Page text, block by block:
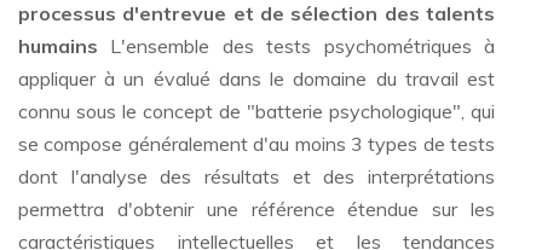
processus d'entrevue et de sélection des talents
humains L'ensemble des tests psychométriques à
appliquer à un évalué dans le domaine du travail est
connu sous le concept de "batterie psychologique", qui
se compose généralement d'au moins 3 types de tests
dont l'analyse des résultats et des interprétations
permettra d'obtenir une référence étendue sur les
caractéristiques intellectuelles et les tendances